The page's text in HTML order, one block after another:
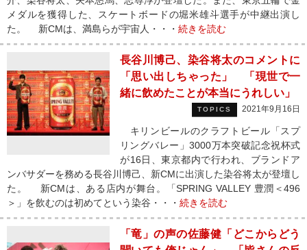
メダルを獲得した、スケートボードの堀米雄斗選手が中継出演し
た。 新CMは、満島らが宇宙人・・・ 続きを読む
長谷川博己、染谷将太のコメントに
「思い出しちゃった」 「現世で一
緒に飲めたことが本当にうれしい」
TOPICS 2021年9月16日
キリンビールのクラフトビール「スプ
リングバレー」3000万本突破記念祝杯式
が16日、東京都内で行われ、ブランドア
ンバサダーを務める長谷川博己、新CMに出演した染谷将太が登壇し
た。 新CMは、ある店内が舞台。「SPRING VALLEY 豊潤＜496
＞」を飲むのは初めてという染谷・・・ 続きを読む
「竜」の声の佐藤健「どこからどう